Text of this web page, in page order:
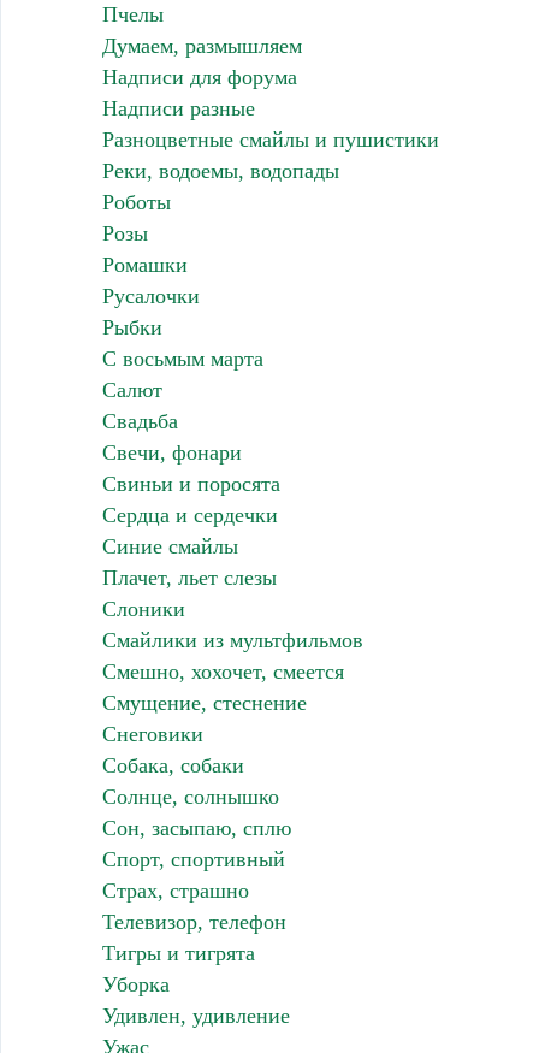
Пчелы
Думаем, размышляем
Надписи для форума
Надписи разные
Разноцветные смайлы и пушистики
Реки, водоемы, водопады
Роботы
Розы
Ромашки
Русалочки
Рыбки
С восьмым марта
Салют
Свадьба
Свечи, фонари
Свиньи и поросята
Сердца и сердечки
Синие смайлы
Плачет, льет слезы
Слоники
Смайлики из мультфильмов
Смешно, хохочет, смеется
Смущение, стеснение
Снеговики
Собака, собаки
Солнце, солнышко
Сон, засыпаю, сплю
Спорт, спортивный
Страх, страшно
Телевизор, телефон
Тигры и тигрята
Уборка
Удивлен, удивление
Ужас